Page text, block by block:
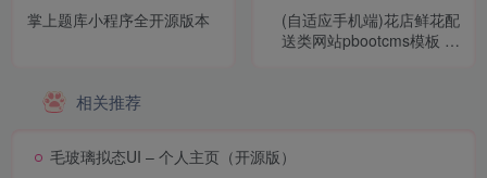
掌上题库小程序全开源版本
(自适应手机端)花店鲜花配
送类网站pbootcms模板 花
相关推荐
毛玻璃拟态UI – 个人主页（开源版）